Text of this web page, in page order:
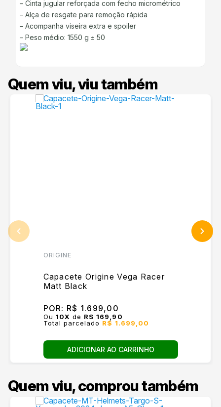
– Cinta jugular reforçada com fecho micrométrico
– Alça de resgate para remoção rápida
– Acompanha viseira extra e spoiler
– Peso médio: 1550 g ± 50
Quem viu, viu também
ORIGINE
Capacete Origine Vega Racer
Matt Black
POR: R$ 1.699,00
Ou 10X de R$ 169,90
Total parcelado R$ 1.699,00
ADICIONAR AO CARRINHO
Quem viu, comprou também